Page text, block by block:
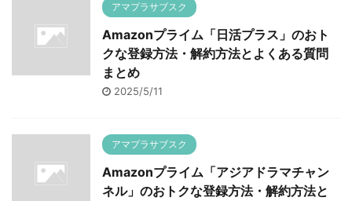
アマプラサブスク
Amazonプライム「日活プラス」のおト
クな登録方法・解約方法とよくある質問
まとめ
2025/5/11
アマプラサブスク
Amazonプライム「アジアドラマチャン
ネル」のおトクな登録方法・解約方法と